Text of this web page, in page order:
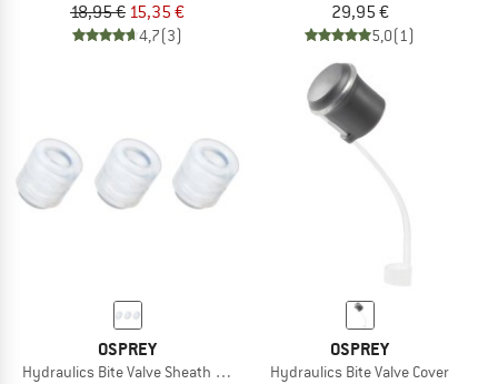
18,95 € 15,35 €
4,7(3)
29,95 €
5,0(1)
OSPREY
Hydraulics Bite Valve Sheath Replacement
OSPREY
Hydraulics Bite Valve Cover